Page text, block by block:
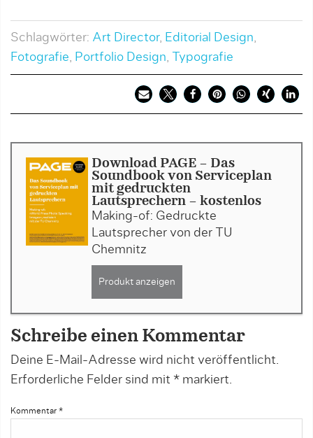
Schlagwörter: Art Director, Editorial Design,
Fotografie, Portfolio Design, Typografie
Download PAGE - Das
Soundbook von Serviceplan
mit gedruckten
Lautsprechern - kostenlos
Making-of: Gedruckte
Lautsprecher von der TU
Chemnitz
Produkt anzeigen
Schreibe einen Kommentar
Deine E-Mail-Adresse wird nicht veröffentlicht.
Erforderliche Felder sind mit * markiert.
Kommentar *